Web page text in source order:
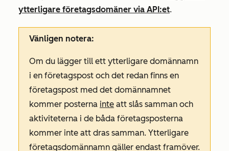
ytterligare företagsdomäner via API:et.
Vänligen notera:
Om du lägger till ett ytterligare domännamn
i en företagspost och det redan finns en
företagspost med det domännamnet
kommer posterna inte att slås samman och
aktiviteterna i de båda företagsposterna
kommer inte att dras samman. Ytterligare
företagsdomännamn gäller endast framöver.